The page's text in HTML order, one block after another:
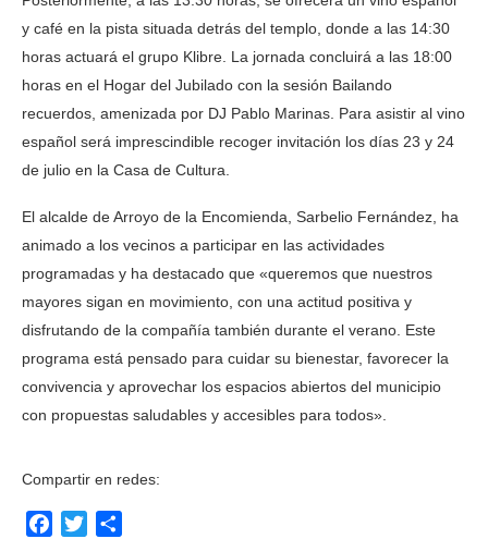
y café en la pista situada detrás del templo, donde a las 14:30
horas actuará el grupo Klibre. La jornada concluirá a las 18:00
horas en el Hogar del Jubilado con la sesión Bailando
recuerdos, amenizada por DJ Pablo Marinas. Para asistir al vino
español será imprescindible recoger invitación los días 23 y 24
de julio en la Casa de Cultura.
El alcalde de Arroyo de la Encomienda, Sarbelio Fernández, ha
animado a los vecinos a participar en las actividades
programadas y ha destacado que «queremos que nuestros
mayores sigan en movimiento, con una actitud positiva y
disfrutando de la compañía también durante el verano. Este
programa está pensado para cuidar su bienestar, favorecer la
convivencia y aprovechar los espacios abiertos del municipio
con propuestas saludables y accesibles para todos».
Compartir en redes:
Facebook
Twitter